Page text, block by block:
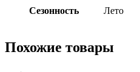
Сезонность Лето
Похожие товары